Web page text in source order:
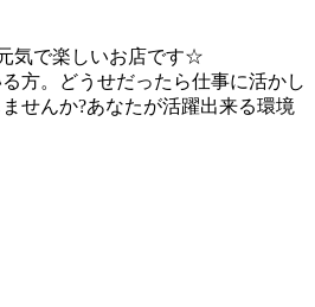
気で楽しいお店です☆
方。どうせだったら仕事に活かし
せんか?あなたが活躍出来る環境